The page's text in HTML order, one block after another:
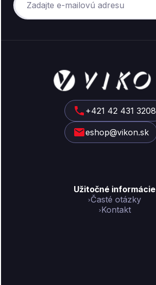
+421 42 431 3208
eshop@vikon.sk
Užitočné informácie
Časté otázky
Kontakt